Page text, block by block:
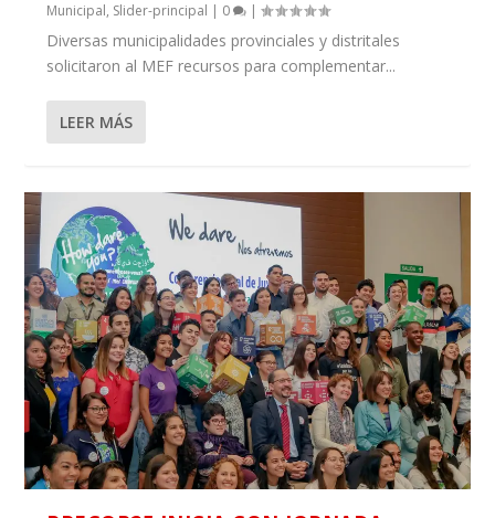
Municipal, Slider-principal | 0 |
Diversas municipalidades provinciales y distritales
solicitaron al MEF recursos para complementar...
LEER MÁS